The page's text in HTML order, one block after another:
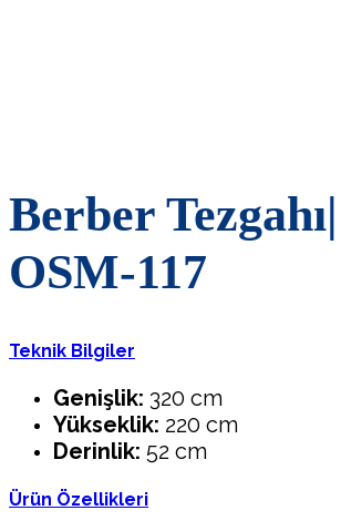
Berber Tezgahı|
OSM-117
Teknik Bilgiler
Genişlik: 320 cm
Yükseklik: 220 cm
Derinlik: 52 cm
Ürün Özellikleri